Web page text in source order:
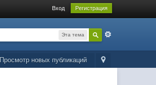
Вход Регистрация
Эта тема
Просмотр новых публикаций